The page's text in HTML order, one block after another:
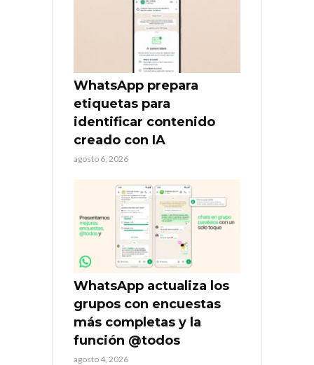
WhatsApp prepara
etiquetas para
identificar contenido
creado con IA
agosto 6, 2026
WhatsApp actualiza los
grupos con encuestas
más completas y la
función @todos
agosto 4, 2026